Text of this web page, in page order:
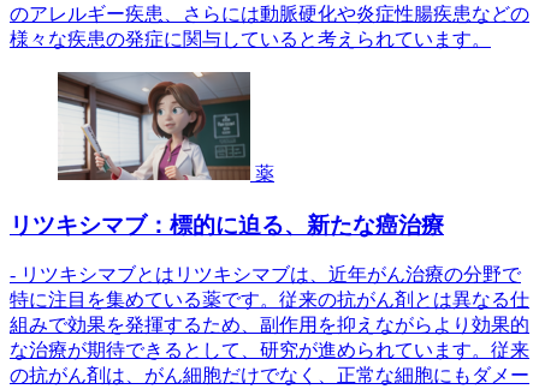
のアレルギー疾患、さらには動脈硬化や炎症性腸疾患などの
様々な疾患の発症に関与していると考えられています。
薬
リツキシマブ：標的に迫る、新たな癌治療
- リツキシマブとはリツキシマブは、近年がん治療の分野で
特に注目を集めている薬です。従来の抗がん剤とは異なる仕
組みで効果を発揮するため、副作用を抑えながらより効果的
な治療が期待できるとして、研究が進められています。従来
の抗がん剤は、がん細胞だけでなく、正常な細胞にもダメー